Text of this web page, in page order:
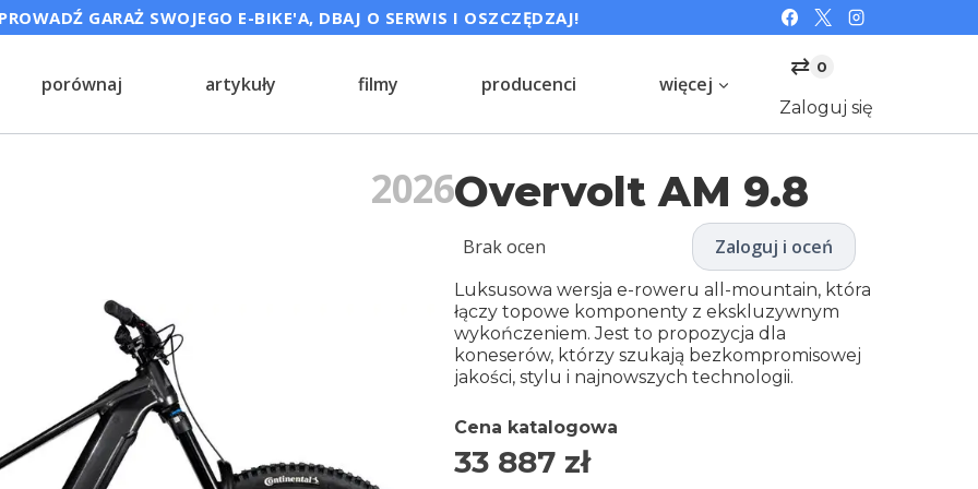
GARAŻ SWOJEGO E-BIKE'A, DBAJ O SERWIS I OSZCZĘDZAJ!
porównaj artykuły filmy producenci więcej
⇄ 0
Zaloguj się
2026Overvolt AM 9.8
Brak ocen Zaloguj i oceń
Luksusowa wersja e-roweru all-mountain, która
łączy topowe komponenty z ekskluzywnym
wykończeniem. Jest to propozycja dla
koneserów, którzy szukają bezkompromisowej
jakości, stylu i najnowszych technologii.
Cena katalogowa
33 887zł